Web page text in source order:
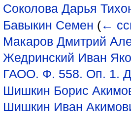
Соколова Дарья
Бавыкин Семен (←
Макаров Дмитрий
Жедринский Иван
ГАОО. Ф. 558. Оп. 1.
Шишкин Борис
Шишкин Иван